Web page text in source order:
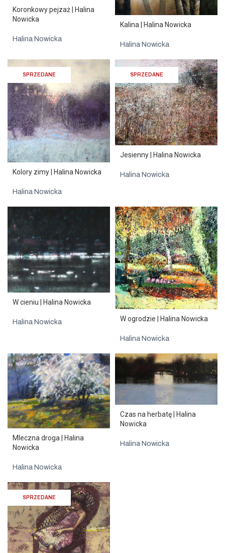
Koronkowy pejzaż | Halina
Nowicka
Halina Nowicka
Kalina | Halina Nowicka
Halina Nowicka
SPRZEDANE
Kolory zimy | Halina Nowicka
Halina Nowicka
SPRZEDANE
Jesienny | Halina Nowicka
Halina Nowicka
W cieniu | Halina Nowicka
Halina Nowicka W ogrodzie | Halina Nowicka
Halina Nowicka
Mleczna droga | Halina
Nowicka
Halina Nowicka
Czas na herbatę | Halina
Nowicka
Halina Nowicka
SPRZEDANE